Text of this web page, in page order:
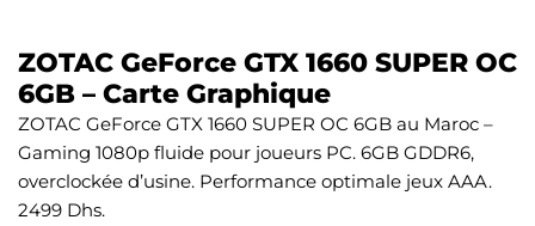
ZOTAC GeForce GTX 1660 SUPER OC
6GB – Carte Graphique
ZOTAC GeForce GTX 1660 SUPER OC 6GB au Maroc –
Gaming 1080p fluide pour joueurs PC. 6GB GDDR6,
overclockée d’usine. Performance optimale jeux AAA.
2499 Dhs.